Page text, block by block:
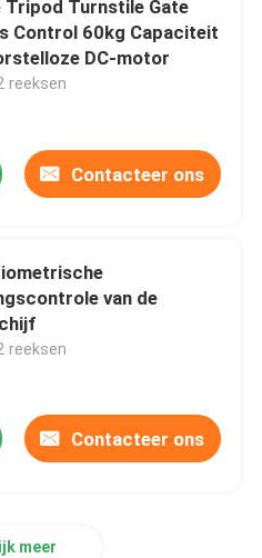
voor deuren
Tripod Turnstile Gate
Control 60kg Capaciteit
DC-motor
reeksen
Contacteer ons
van de
reeksen
Contacteer ons
meer